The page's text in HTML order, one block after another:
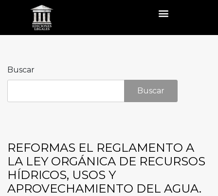
Buscar
Buscar
REFORMAS EL REGLAMENTO A
LA LEY ORGÁNICA DE RECURSOS
HÍDRICOS, USOS Y
APROVECHAMIENTO DEL AGUA.